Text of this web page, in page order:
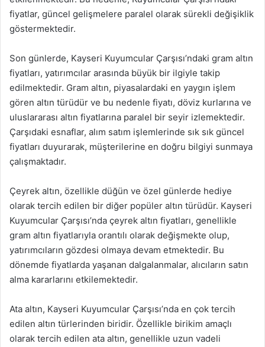
fiyatlar, güncel gelişmelere paralel olarak sürekli değişiklik
göstermektedir.
Son günlerde, Kayseri Kuyumcular Çarşısı’ndaki gram altın
fiyatları, yatırımcılar arasında büyük bir ilgiyle takip
edilmektedir. Gram altın, piyasalardaki en yaygın işlem
gören altın türüdür ve bu nedenle fiyatı, döviz kurlarına ve
uluslararası altın fiyatlarına paralel bir seyir izlemektedir.
Çarşıdaki esnaflar, alım satım işlemlerinde sık sık güncel
fiyatları duyurarak, müşterilerine en doğru bilgiyi sunmaya
çalışmaktadır.
Çeyrek altın, özellikle düğün ve özel günlerde hediye
olarak tercih edilen bir diğer popüler altın türüdür. Kayseri
Kuyumcular Çarşısı’nda çeyrek altın fiyatları, genellikle
gram altın fiyatlarıyla orantılı olarak değişmekte olup,
yatırımcıların gözdesi olmaya devam etmektedir. Bu
dönemde fiyatlarda yaşanan dalgalanmalar, alıcıların satın
alma kararlarını etkilemektedir.
Ata altın, Kayseri Kuyumcular Çarşısı’nda en çok tercih
edilen altın türlerinden biridir. Özellikle birikim amaçlı
olarak tercih edilen ata altın, genellikle uzun vadeli